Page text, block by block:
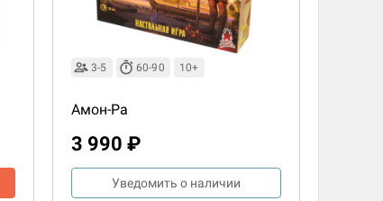
3-5 60-90 10+
Амон-Ра
3 990 ₽
Уведомить о наличии